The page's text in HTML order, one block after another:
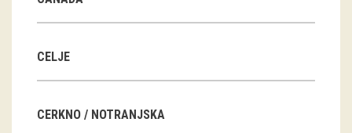
Arhiv razstav
dogodki
CELJE
CERKNO / NOTRANJSKA